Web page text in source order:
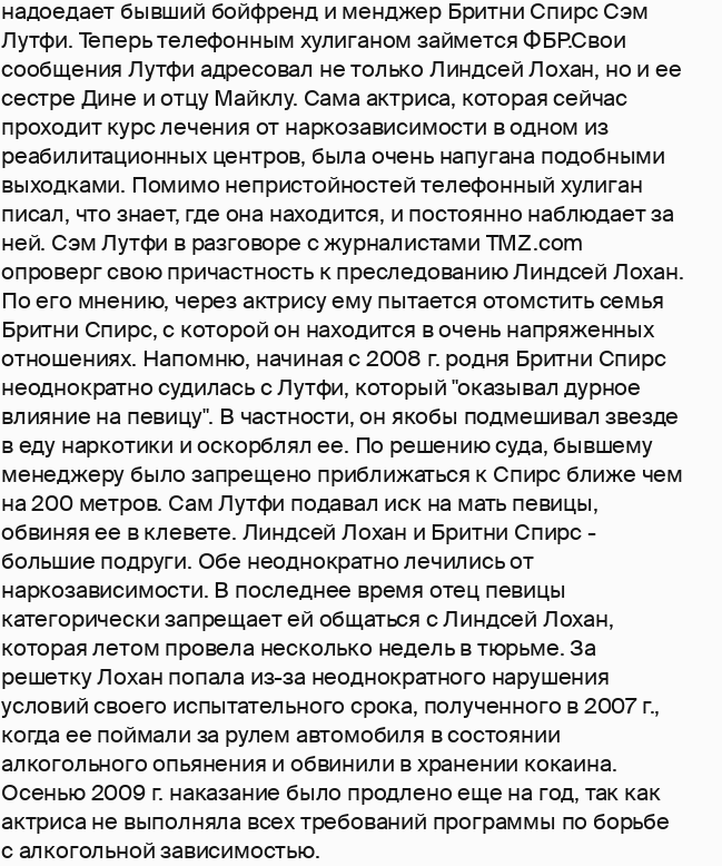
надоедает бывший бойфренд и менджер Бритни Спирс Сэм
Лутфи. Теперь телефонным хулиганом займется ФБР.Свои
сообщения Лутфи адресовал не только Линдсей Лохан, но и ее
сестре Дине и отцу Майклу. Сама актриса, которая сейчас
проходит курс лечения от наркозависимости в одном из
реабилитационных центров, была очень напугана подобными
выходками. Помимо непристойностей телефонный хулиган
писал, что знает, где она находится, и постоянно наблюдает за
ней. Сэм Лутфи в разговоре с журналистами TMZ.com
опроверг свою причастность к преследованию Линдсей Лохан.
По его мнению, через актрису ему пытается отомстить семья
Бритни Спирс, с которой он находится в очень напряженных
отношениях. Напомню, начиная с 2008 г. родня Бритни Спирс
неоднократно судилась с Лутфи, который "оказывал дурное
влияние на певицу". В частности, он якобы подмешивал звезде
в еду наркотики и оскорблял ее. По решению суда, бывшему
менеджеру было запрещено приближаться к Спирс ближе чем
на 200 метров. Сам Лутфи подавал иск на мать певицы,
обвиняя ее в клевете. Линдсей Лохан и Бритни Спирс -
большие подруги. Обе неоднократно лечились от
наркозависимости. В последнее время отец певицы
категорически запрещает ей общаться с Линдсей Лохан,
которая летом провела несколько недель в тюрьме. За
решетку Лохан попала из-за неоднократного нарушения
условий своего испытательного срока, полученного в 2007 г.,
когда ее поймали за рулем автомобиля в состоянии
алкогольного опьянения и обвинили в хранении кокаина.
Осенью 2009 г. наказание было продлено еще на год, так как
актриса не выполняла всех требований программы по борьбе
с алкогольной зависимостью.